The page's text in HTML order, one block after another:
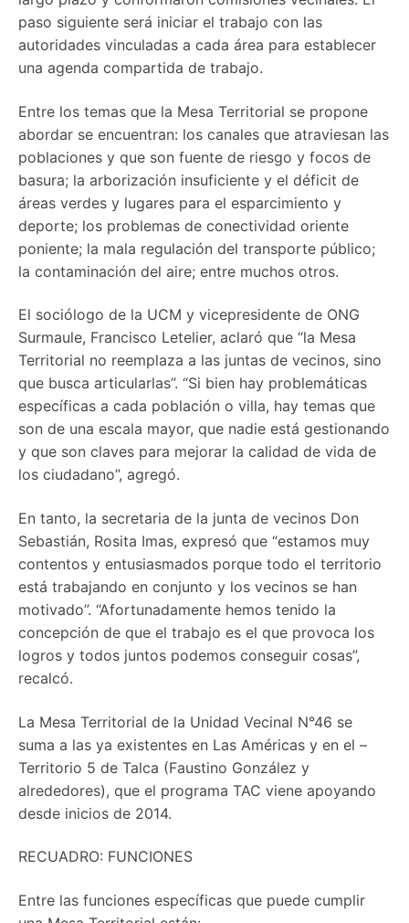
paso siguiente será iniciar el trabajo con las
autoridades vinculadas a cada área para establecer
una agenda compartida de trabajo.
Entre los temas que la Mesa Territorial se propone
abordar se encuentran: los canales que atraviesan las
poblaciones y que son fuente de riesgo y focos de
basura; la arborización insuficiente y el déficit de
áreas verdes y lugares para el esparcimiento y
deporte; los problemas de conectividad oriente
poniente; la mala regulación del transporte público;
la contaminación del aire; entre muchos otros.
El sociólogo de la UCM y vicepresidente de ONG
Surmaule, Francisco Letelier, aclaró que “la Mesa
Territorial no reemplaza a las juntas de vecinos, sino
que busca articularlas”. “Si bien hay problemáticas
específicas a cada población o villa, hay temas que
son de una escala mayor, que nadie está gestionando
y que son claves para mejorar la calidad de vida de
los ciudadano”, agregó.
En tanto, la secretaria de la junta de vecinos Don
Sebastián, Rosita Imas, expresó que “estamos muy
contentos y entusiasmados porque todo el territorio
está trabajando en conjunto y los vecinos se han
motivado”. “Afortunadamente hemos tenido la
concepción de que el trabajo es el que provoca los
logros y todos juntos podemos conseguir cosas”,
recalcó.
La Mesa Territorial de la Unidad Vecinal N°46 se
suma a las ya existentes en Las Américas y en el –
Territorio 5 de Talca (Faustino González y
alrededores), que el programa TAC viene apoyando
desde inicios de 2014.
RECUADRO: FUNCIONES
Entre las funciones específicas que puede cumplir